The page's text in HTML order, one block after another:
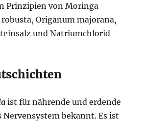
Prinzipien von Moringa
Origanum majorana,
und Natriumchlorid
ist für nährende und erdende
Nervensystem bekannt. Es ist